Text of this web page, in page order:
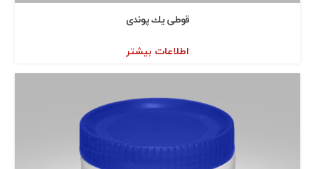
قوطی يك پوندی
اطلاعات بیشتر